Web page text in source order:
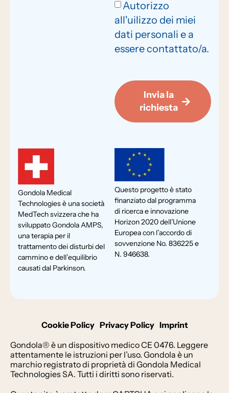
Autorizzo
all'uilizzo dei miei
dati personali e a
essere contattato/a.
Invia la
richiesta
Gondola Medical
Technologies è una società
MedTech svizzera che ha
sviluppato Gondola AMPS,
una terapia per il
trattamento dei disturbi del
cammino e dell’equilibrio
causati dal Parkinson.
Questo progetto è stato
finanziato dal programma
di ricerca e innovazione
Horizon 2020 dell’Unione
Europea con l’accordo di
sovvenzione No. 836225 e
N. 946638.
Cookie Policy Privacy Policy Imprint
Gondola® è un dispositivo medico CE 0476. Leggere
attentamente le istruzioni per l’uso. Gondola è un
marchio registrato di proprietà di Gondola Medical
Technologies SA. Tutti i diritti sono riservati.